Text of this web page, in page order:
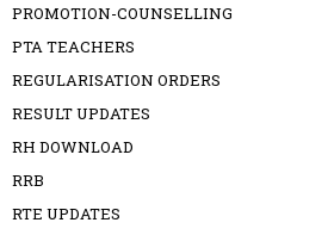
PROMOTION-COUNSELLING
PTA TEACHERS
REGULARISATION ORDERS
RESULT UPDATES
RH DOWNLOAD
RRB
RTE UPDATES